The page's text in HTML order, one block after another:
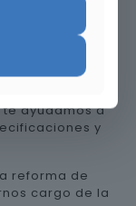
en
ayudamos a
y
reforma de
cargo de la